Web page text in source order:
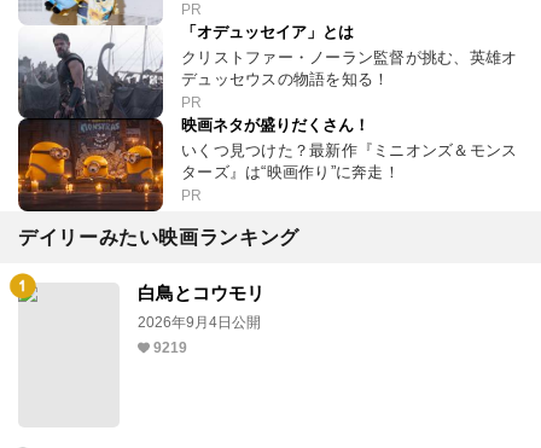
PR
「オデュッセイア」とは
クリストファー・ノーラン監督が挑む、英雄オ
デュッセウスの物語を知る！
PR
映画ネタが盛りだくさん！
いくつ見つけた？最新作『ミニオンズ＆モンス
ターズ』は“映画作り”に奔走！
PR
デイリーみたい映画ランキング
白鳥とコウモリ
2026年9月4日公開
9219